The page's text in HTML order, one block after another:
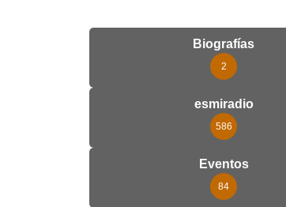
Biografías
2
esmiradio
586
Eventos
84